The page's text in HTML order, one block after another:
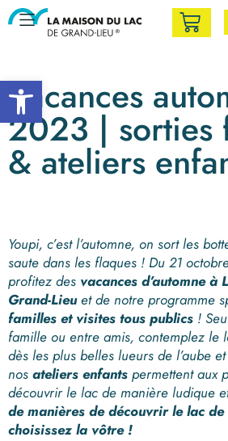
Ouvrir la barre d’outils
Vacances
2023 | sorties
& ateliers
Youpi, c’est l’automne, on sort les
saute dans les flaques ! Du 21
profitez des vacances d’automne à
Grand-Lieuet de notre programme
familles et visites tous publics ! S
famille ou entre amis, contemplez le
dès les plus belles lueurs de l’aube
nos ateliers enfants permettent aux
découvrir le lac de manière ludique
de manières de découvrir le lac de
choisissez la vôtre !